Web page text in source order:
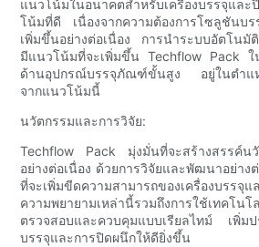
แนวโน้มในอนาคตสำหรับเครื่องบรรจุแล
โน้มที่ดี เนื่องจากความต้องการโซลูชันบ
เพิ่มขึ้นอย่างต่อเนื่อง การนำระบบอัตโนมั
มีแนวโน้มที่จะเพิ่มขึ้น Techflow Pack ใ
ด้านอุปกรณ์บรรจุภัณฑ์ขั้นสูง อยู่ในตำแห
จากแนวโน้มนี้
นวัตกรรมและการวิจัย:
Techflow Pack มุ่งมั่นที่จะสร้างสรรค์นวั
อย่างต่อเนื่อง ด้วยการวิจัยและพัฒนาอย่าง
ที่จะเพิ่มขีดความสามารถของเครื่องบรรจุ
ความพยายามเหล่านี้รวมถึงการใช้เทคโนโ
ตรวจสอบและควบคุมแบบเรียลไทม์ เพิ่ม
บรรจุและการปิดผนึกให้ดียิ่งขึ้น